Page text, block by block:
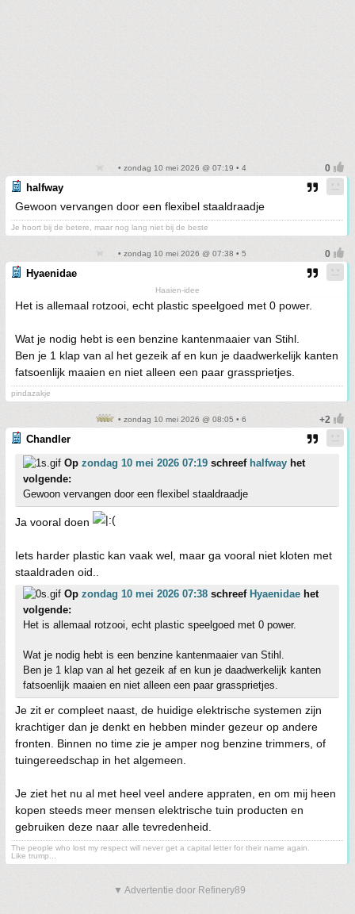
• zondag 10 mei 2026 @ 07:19 • 4
halfway
Gewoon vervangen door een flexibel staaldraadje
Je hoort bij de betere, maar nog lang niet bij de beste
• zondag 10 mei 2026 @ 07:38 • 5
Hyaenidae
Haaien-idee
Het is allemaal rotzooi, echt plastic speelgoed met 0 power.
Wat je nodig hebt is een benzine kantenmaaier van Stihl.
Ben je 1 klap van al het gezeik af en kun je daadwerkelijk kanten
fatsoenlijk maaien en niet alleen een paar grassprietjes.
pindazakje
• zondag 10 mei 2026 @ 08:05 • 6
Chandler
Op zondag 10 mei 2026 07:19 schreef halfway het
volgende:
Gewoon vervangen door een flexibel staaldraadje
Ja vooral doen
Iets harder plastic kan vaak wel, maar ga vooral niet kloten met
staaldraden oid..
Op zondag 10 mei 2026 07:38 schreef Hyaenidae het
volgende:
Het is allemaal rotzooi, echt plastic speelgoed met 0 power.
Wat je nodig hebt is een benzine kantenmaaier van Stihl.
Ben je 1 klap van al het gezeik af en kun je daadwerkelijk kanten
fatsoenlijk maaien en niet alleen een paar grassprietjes.
Je zit er compleet naast, de huidige elektrische systemen zijn
krachtiger dan je denkt en hebben minder gezeur op andere
fronten. Binnen no time zie je amper nog benzine trimmers, of
tuingereedschap in het algemeen.
Je ziet het nu al met heel veel andere appraten, en om mij heen
kopen steeds meer mensen elektrische tuin producten en
gebruiken deze naar alle tevredenheid.
The people who lost my respect will never get a capital letter for their name again.
Like trump...
▼ Advertentie door Refinery89